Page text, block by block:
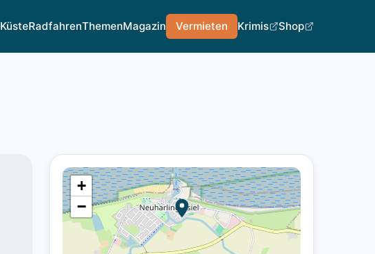
KüsteRadfahrenThemenMagazin Vermieten Krimis Shop
+
−